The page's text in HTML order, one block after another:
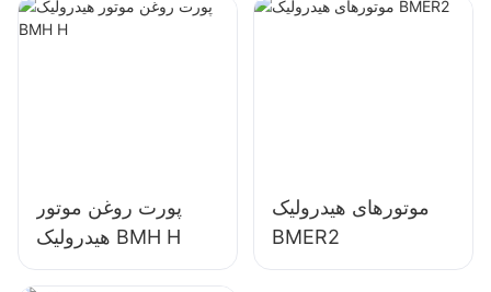
109-1234
پورت روغن موتور
هیدرولیک BMH H
موتورهای هیدرولیک
BMER2